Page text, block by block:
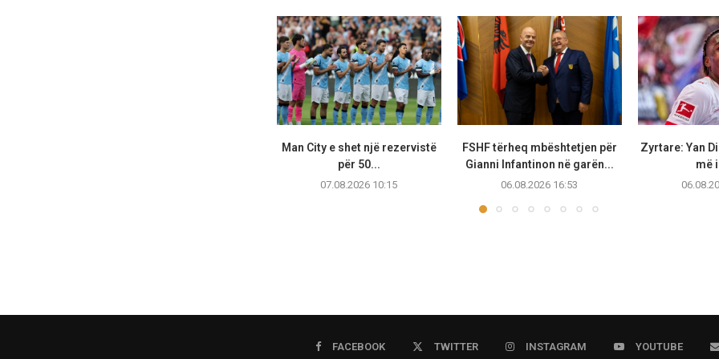
Man City e shet një rezervistë
për 50...
07.08.2026 10:15
FSHF tërheq mbështetjen për
Gianni Infantinon në garën...
06.08.2026 16:53
Zyrtare: Yan
më
FACEBOOK TWITTER INSTAGRAM YOUTUBE